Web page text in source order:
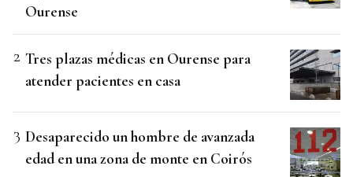
Ourense
Tres plazas médicas en Ourense para
atender pacientes en casa
Desaparecido un hombre de avanzada
edad en una zona de monte en Coirós